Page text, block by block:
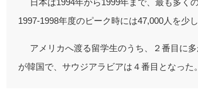
日本は1994年から1999年まで、最も多く
1997-1998年度のピーク時には47,000人を少し
アメリカへ渡る留学生のうち、２番目に
が韓国で、サウジアラビアは４番目となった。